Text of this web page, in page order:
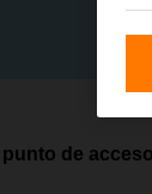
de